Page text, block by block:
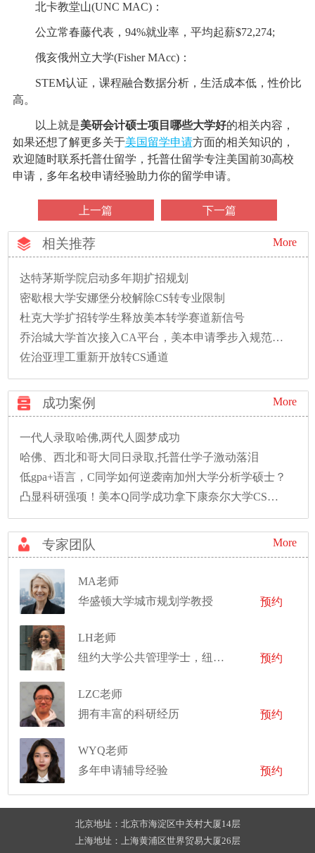
北卡教堂山(UNC MAC)：
公立常春藤代表，94%就业率，平均起薪$72,274;
俄亥俄州立大学(Fisher MAcc)：
STEM认证，课程融合数据分析，生活成本低，性价比
高。
以上就是美研会计硕士项目哪些大学好的相关内容，
如果还想了解更多关于美国留学申请方面的相关知识的，
欢迎随时联系托普仕留学，托普仕留学专注美国前30高校
申请，多年名校申请经验助力你的留学申请。
上一篇 下一篇
相关推荐 More
达特茅斯学院启动多年期扩招规划
密歇根大学安娜堡分校解除CS转专业限制
杜克大学扩招转学生释放美本转学赛道新信号
乔治城大学首次接入CA平台，美本申请季步入规范新时代
佐治亚理工重新开放转CS通道
成功案例 More
一代人录取哈佛,两代人圆梦成功
哈佛、西北和哥大同日录取,托普仕学子激动落泪
低gpa+语言，C同学如何逆袭南加州大学分析学硕士？
凸显科研强项！美本Q同学成功拿下康奈尔大学CS硕士录取！
专家团队 More
MA老师
华盛顿大学城市规划学教授
预约
LH老师
纽约大学公共管理学士，纽约大学教育学硕士
预约
LZC老师
拥有丰富的科研经历
预约
WYQ老师
多年申请辅导经验
预约
北京地址：北京市海淀区中关村大厦14层
上海地址：上海黄浦区世界贸易大厦26层